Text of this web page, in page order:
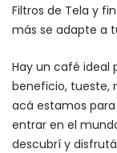
Filtros de Tela y
más se adapte a
Hay un café ideal
beneficio, tueste,
acá estamos
entrar en el
descubrí y